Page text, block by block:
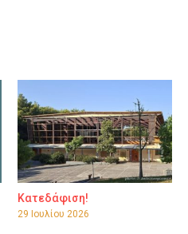
Κατεδάφιση!
29 Ιουλίου 2026